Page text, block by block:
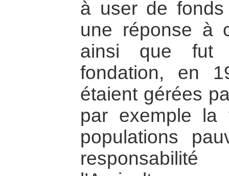
à user de
une réponse à
ainsi que fut
fondation, en
étaient gérées
par exemple la
populations